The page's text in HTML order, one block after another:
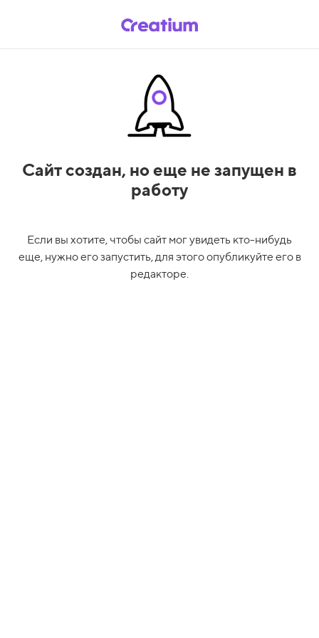
Сайт создан, но еще не запущен в
работу
Если вы хотите, чтобы сайт мог увидеть кто-нибудь
еще, нужно его запустить, для этого опубликуйте его в
редакторе.